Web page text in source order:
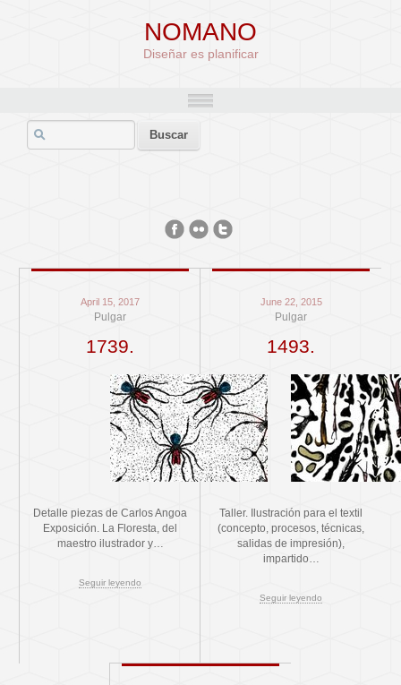
NOMANO
Diseñar es planificar
April 15, 2017
Pulgar
1739.
Detalle piezas de Carlos Angoa
Exposición. La Floresta, del
maestro ilustrador y…
Seguir leyendo
June 22, 2015
Pulgar
1493.
Taller. Ilustración para el textil
(concepto, procesos, técnicas,
salidas de impresión),
impartido…
Seguir leyendo